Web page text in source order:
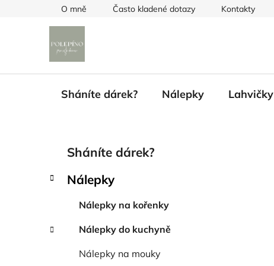
O mně Často kladené dotazy Kontakty
Sháníte dárek? Nálepky Lahvičky
s
a
n
kategorie
e
i
Sháníte dárek?
Nálepky
Nálepky na kořenky
Nálepky do kuchyně
Nálepky na mouky